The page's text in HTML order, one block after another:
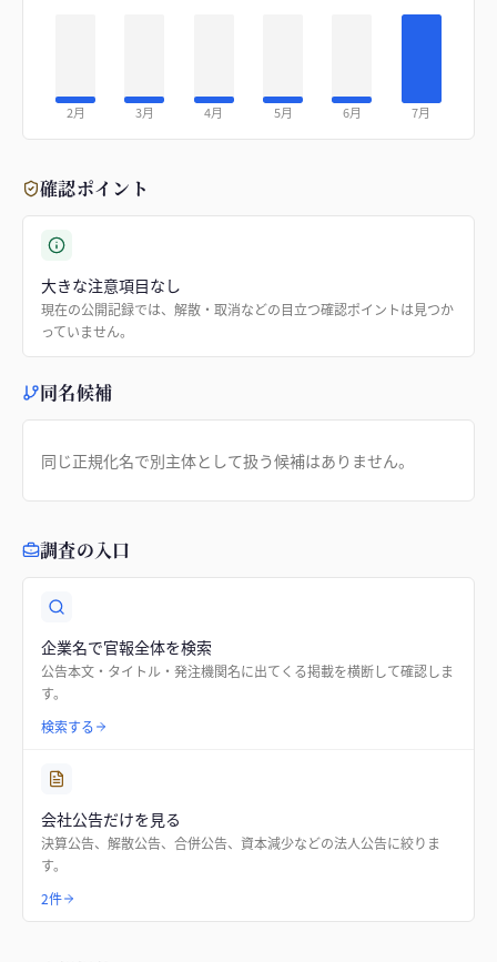
2月 3月 4月 5月 6月 7月
確認ポイント
大きな注意項目なし
現在の公開記録では、解散・取消などの目立つ確認ポイントは見つか
っていません。
同名候補
同じ正規化名で別主体として扱う候補はありません。
調査の入口
企業名で官報全体を検索
公告本文・タイトル・発注機関名に出てくる掲載を横断して確認しま
す。
検索する
会社公告だけを見る
決算公告、解散公告、合併公告、資本減少などの法人公告に絞りま
す。
2件